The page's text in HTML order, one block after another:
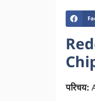
परिचय: